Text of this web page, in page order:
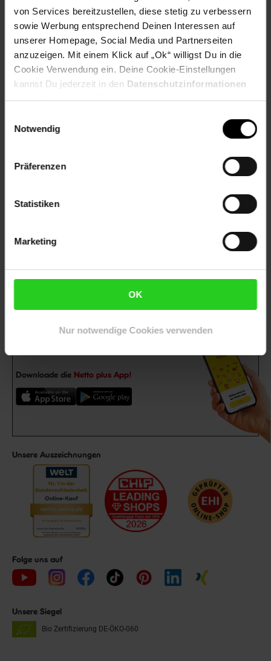
von Services bereitzustellen, diese stetig zu verbessern
sowie Werbung entsprechend Deinen Interessen auf
unserer Homepage, Social Media und Partnerseiten
anzuzeigen. Mit einem Klick auf „Ok“ willigst Du in die
Cookie Verwendung ein. Deine Cookie-Einstellungen
kannst Du jederzeit in den Datenschutzinformationen
ändern bzw. widerrufen.
Notwendig
Präferenzen
Statistiken
Marketing
OK
Nur notwendige Cookies verwenden
Netto Reisen TV-Shop Weinwelt
Rezeptwelt Karriere
Abonniere unseren
dir einen 15 €**-Gutschein!
15€
Gutschein
Jetzt zum Newsletter anmelden
Downloade die Netto plus App!
Unsere Auszeichnungen
Folge uns auf
Unsere Siegel
Bio Zertifizierung DE-ÖKO-060